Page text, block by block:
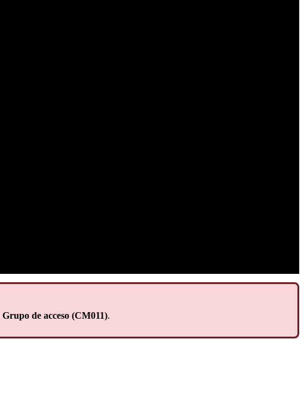
Grupo de acceso (CM011).